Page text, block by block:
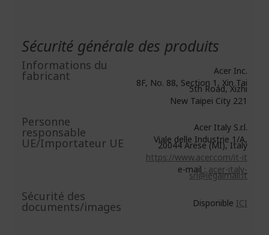
Sécurité générale des produits
Informations du
fabricant
Acer Inc.
8F, No. 88, Section 1, Xin Tai
5th Road, Xizhi
New Taipei City 221
Personne
responsable
UE/Importateur UE
Acer Italy S.r.l.
Viale delle Industrie 1/A,
20044 Arese (MI), Italy
https://www.acer.com/it-it
e-mail :acer-italy-
srl@legalmail.it
Sécurité des
documents/images Disponible ICI